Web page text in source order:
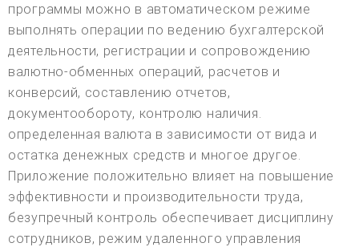
программы можно в автоматическом режиме
выполнять операции по ведению бухгалтерской
деятельности, регистрации и сопровождению
валютно-обменных операций, расчетов и
конверсий, составлению отчетов,
документообороту, контролю наличия.
определенная валюта в зависимости от вида и
остатка денежных средств и многое другое.
Приложение положительно влияет на повышение
эффективности и производительности труда,
безупречный контроль обеспечивает дисциплину
сотрудников, режим удаленного управления